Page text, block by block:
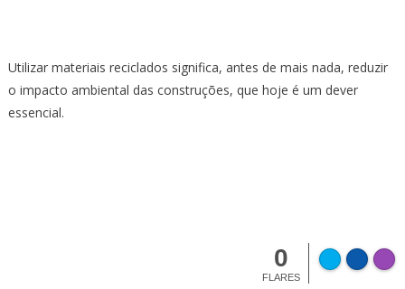
Utilizar materiais reciclados significa, antes de mais nada, reduzir
o impacto ambiental das construções, que hoje é um dever
essencial.
0
FLARES